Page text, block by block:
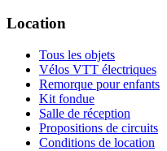
Location
Tous les objets
Vélos VTT électriques
Remorque pour enfants
Kit fondue
Salle de réception
Propositions de circuits
Conditions de location